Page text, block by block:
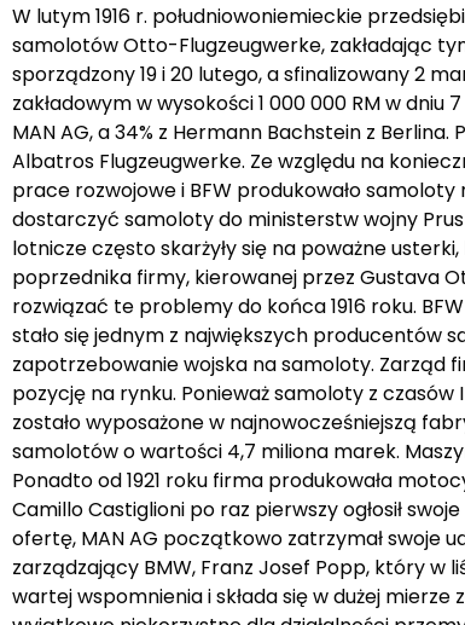
W lutym 1916 r. południowoniemieckie
samolotów Otto-Flugzeugwerke, zakładając
sporządzony 19 i 20 lutego, a sfinalizowany 2
zakładowym w wysokości 1 000 000 RM w dniu
MAN AG, a 34% z Hermann Bachstein z
Albatros Flugzeugwerke. Ze względu na
prace rozwojowe i BFW produkowało
dostarczyć samoloty do ministerstw wojny
lotnicze często skarżyły się na poważne
poprzednika firmy, kierowanej przez Gustava
rozwiązać te problemy do końca 1916 roku.
stało się jednym z największych producentów
zapotrzebowanie wojska na samoloty. Zarząd
pozycję na rynku. Ponieważ samoloty z
zostało wyposażone w najnowocześniejszą
samolotów o wartości 4,7 miliona marek.
Ponadto od 1921 roku firma produkowała
Camillo Castiglioni po raz pierwszy ogłosił
ofertę, MAN AG początkowo zatrzymał swoje
zarządzający BMW, Franz Josef Popp, który w
wartej wspomnienia i składa się w dużej